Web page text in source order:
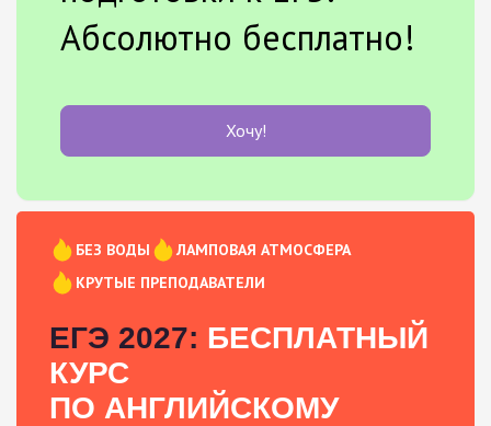
Абсолютно бесплатно!
Хочу!
БЕЗ ВОДЫ
ЛАМПОВАЯ АТМОСФЕРА
КРУТЫЕ ПРЕПОДАВАТЕЛИ
ЕГЭ 2027: БЕСПЛАТНЫЙ
КУРС
ПО АНГЛИЙСКОМУ